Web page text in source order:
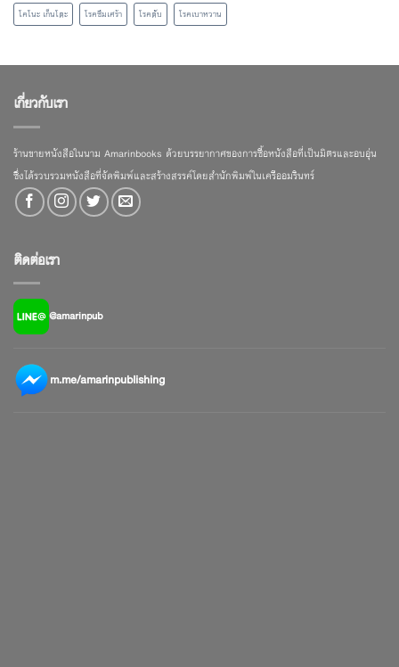
โคโนะ เก็นโตะ
โรคซึมเศร้า โรคตับ โรคเบาหวาน
เกี่ยวกับเรา
ร้านขายหนังสือในนาม Amarinbooks ด้วยบรรยากาศของการซื้อหนังสือที่เป็นมิตรและอบอุ่น
ซึ่งได้รวบรวมหนังสือที่จัดพิมพ์และสร้างสรรค์โดยสำนักพิมพ์ในเครืออมรินทร์
ติดต่อเรา
@amarinpub
m.me/amarinpublishing